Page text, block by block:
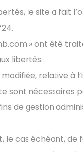
le site a fait
» ont été
libertés.
relative à
sont nécessaires
de gestion
le cas échéant, de